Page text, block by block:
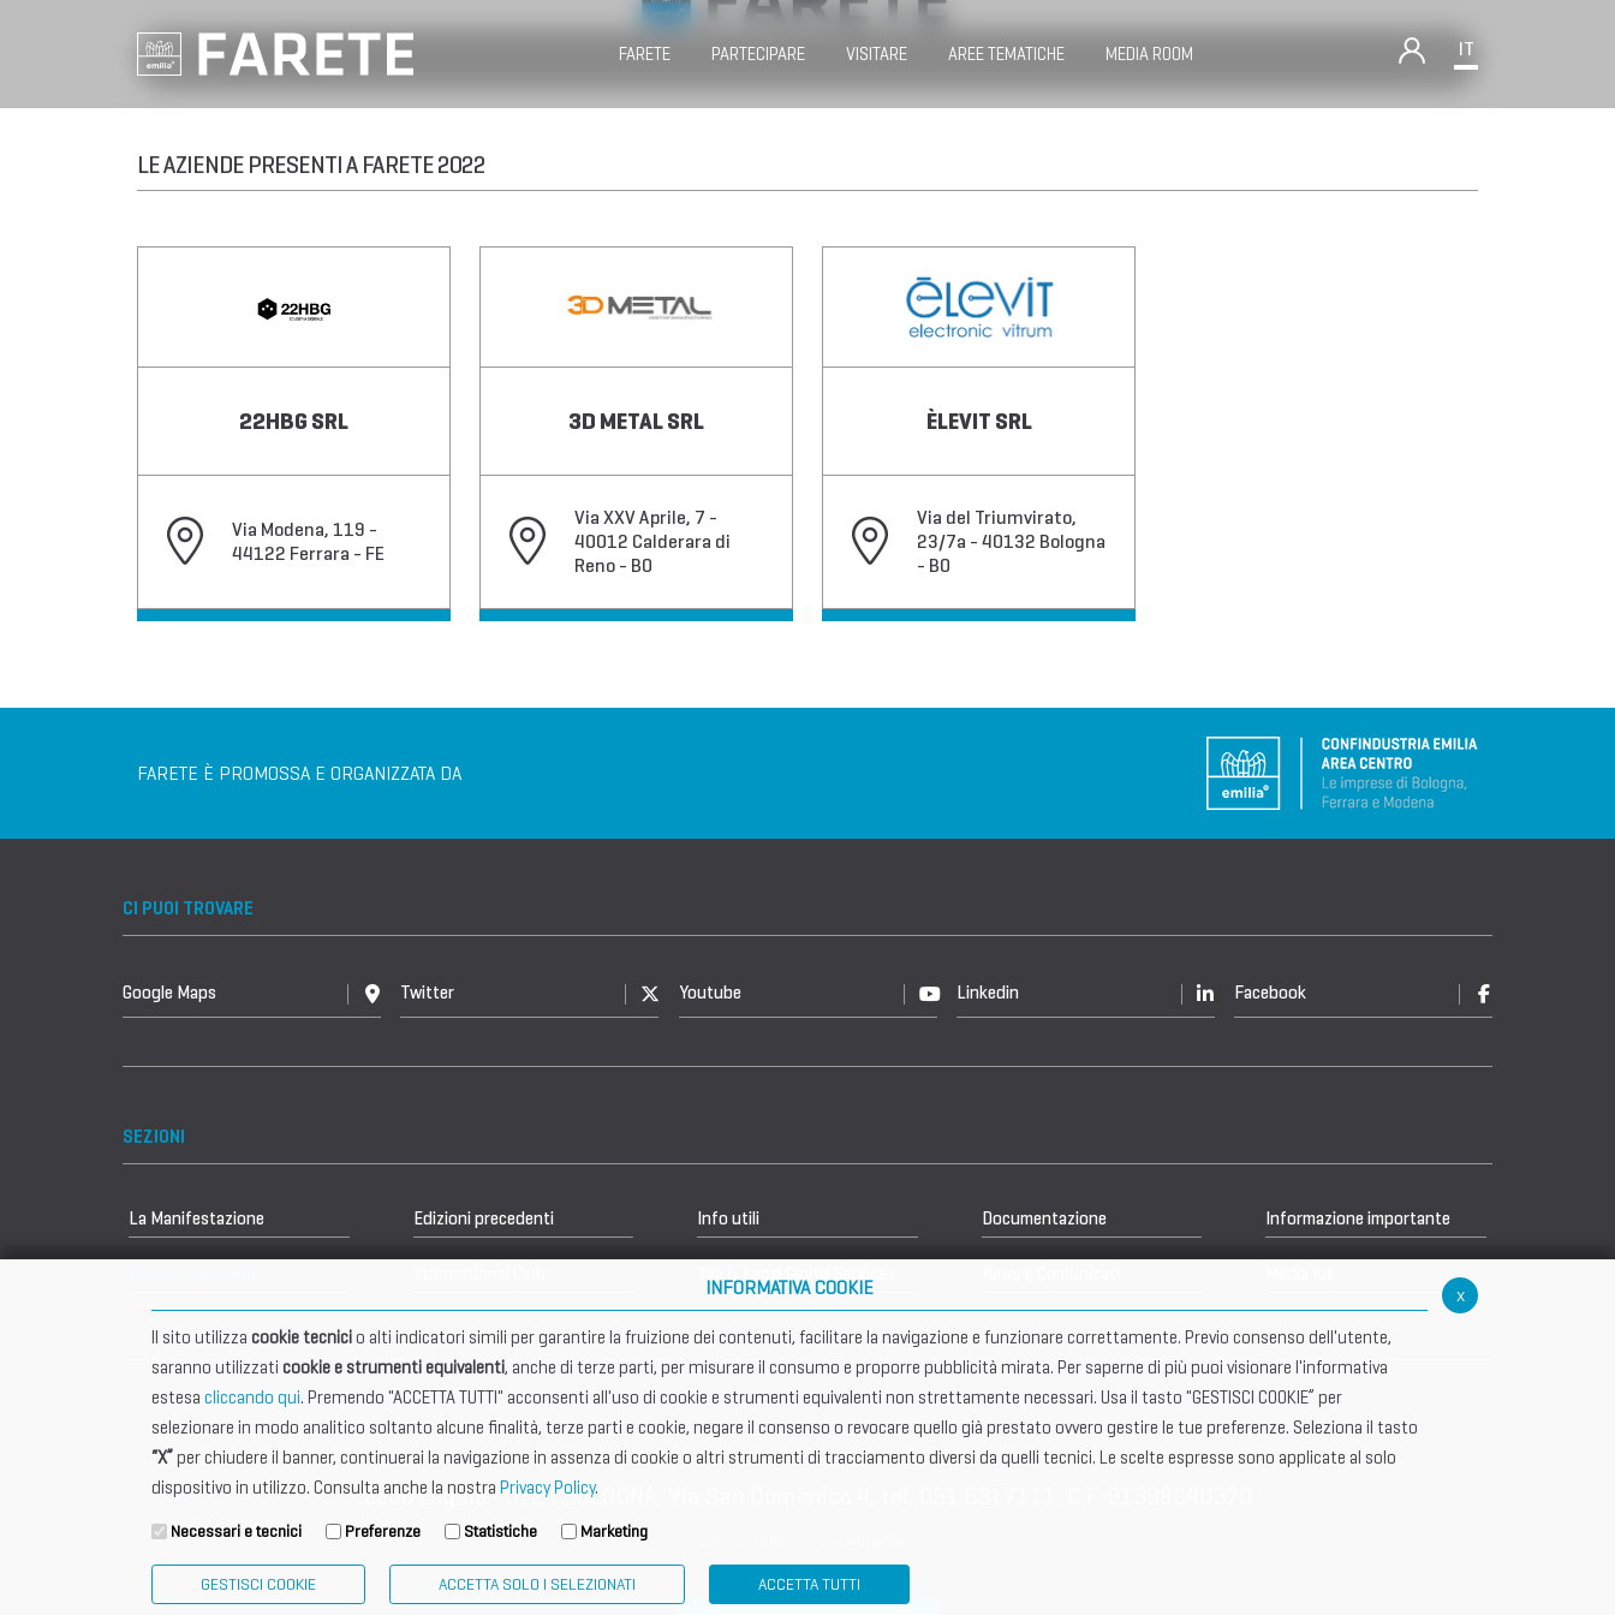
FARETE PARTECIPARE VISITARE AREE TEMATICHE MEDIA ROOM IT
LE AZIENDE PRESENTI A FARETE 2022
22HBG SRL
Via Modena, 119 -
44122 Ferrara - FE
3D METAL SRL
Via XXV Aprile, 7 -
40012 Calderara di
Reno - BO
ÈLEVIT SRL
Via del Triumvirato,
23/7a - 40132 Bologna
- BO
FARETE È PROMOSSA E ORGANIZZATA DA
CI PUOI TROVARE
Google Maps Twitter Youtube Linkedin Facebook
SEZIONI
La Manifestazione Edizioni precedenti Info utili Documentazione Informazione importante
Sede Legale 40124 BOLOGNA, Via San Domenico 4, tel. 051 6317111, C.F. 91398840370
x
INFORMATIVA COOKIE
Il sito utilizza cookie tecnici o alti indicatori simili per garantire la fruizione dei contenuti, facilitare la navigazione e funzionare correttamente. Previo consenso dell'utente,
saranno utilizzati cookie e strumenti equivalenti, anche di terze parti, per misurare il consumo e proporre pubblicità mirata. Per saperne di più puoi visionare l'informativa
estesa cliccando qui. Premendo "ACCETTA TUTTI" acconsenti all'uso di cookie e strumenti equivalenti non strettamente necessari. Usa il tasto "GESTISCI COOKIE” per
selezionare in modo analitico soltanto alcune finalità, terze parti e cookie, negare il consenso o revocare quello già prestato ovvero gestire le tue preferenze. Seleziona il tasto
“X” per chiudere il banner, continuerai la navigazione in assenza di cookie o altri strumenti di tracciamento diversi da quelli tecnici. Le scelte espresse sono applicate al solo
dispositivo in utilizzo. Consulta anche la nostra Privacy Policy.
Necessari e tecnici Preferenze Statistiche Marketing
GESTISCI COOKIE ACCETTA SOLO I SELEZIONATI ACCETTA TUTTI